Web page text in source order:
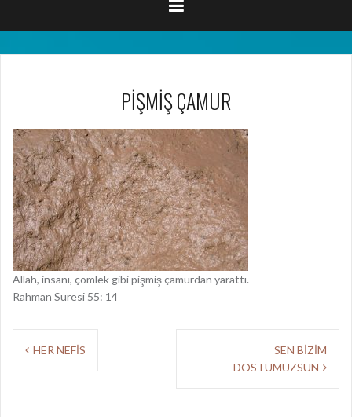
PİŞMİŞ ÇAMUR
Allah, insanı, çömlek gibi pişmiş çamurdan yarattı.
Rahman Suresi 55: 14
HER NEFİS
SEN BİZİM
DOSTUMUZSUN